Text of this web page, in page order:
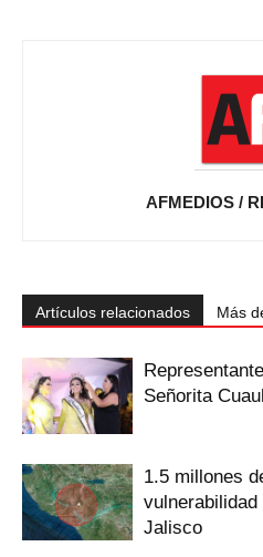
AFMEDIOS /
Artículos relacionados Más
Señorita
1.5 millones
Jalisco